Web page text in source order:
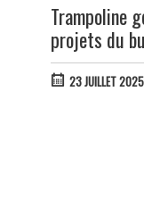
Trampoline
projets du
23 JUILLET